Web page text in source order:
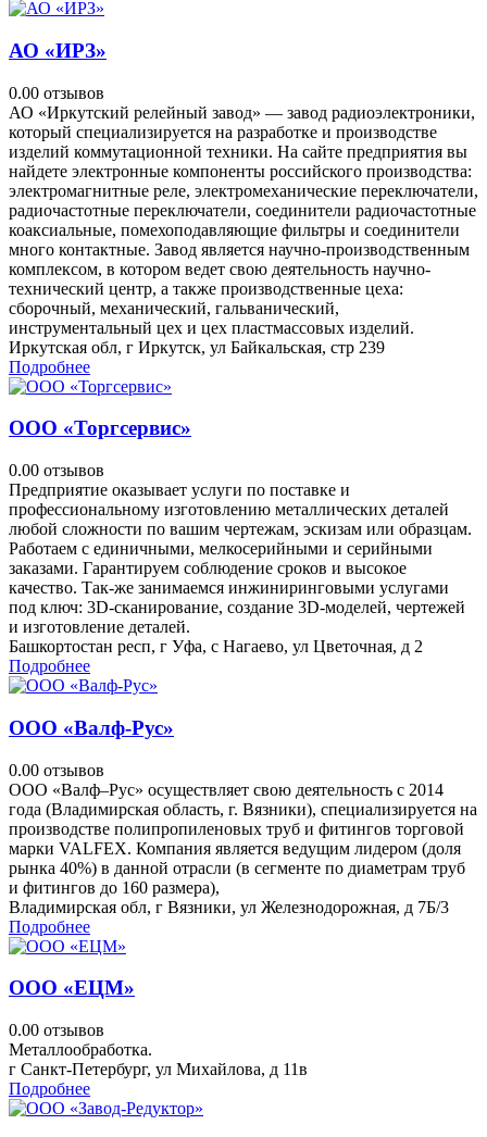
АО «ИРЗ»
0.00 отзывов
АО «Иркутский релейный завод» — завод радиоэлектроники,
который специализируется на разработке и производстве
изделий коммутационной техники. На сайте предприятия вы
найдете электронные компоненты российского производства:
электромагнитные реле, электромеханические переключатели,
радиочастотные переключатели, соединители радиочастотные
коаксиальные, помехоподавляющие фильтры и соединители
много контактные. Завод является научно-производственным
комплексом, в котором ведет свою деятельность научно-
технический центр, а также производственные цеха:
сборочный, механический, гальванический,
инструментальный цех и цех пластмассовых изделий.
Иркутская обл, г Иркутск, ул Байкальская, стр 239
Подробнее
ООО «Торгсервис»
0.00 отзывов
Предприятие оказывает услуги по поставке и
профессиональному изготовлению металлических деталей
любой сложности по вашим чертежам, эскизам или образцам.
Работаем с единичными, мелкосерийными и серийными
заказами. Гарантируем соблюдение сроков и высокое
качество. Так-же занимаемся инжиниринговыми услугами
под ключ: 3D-сканирование, создание 3D-моделей, чертежей
и изготовление деталей.
Башкортостан респ, г Уфа, с Нагаево, ул Цветочная, д 2
Подробнее
ООО «Валф-Рус»
0.00 отзывов
ООО «Валф–Рус» осуществляет свою деятельность с 2014
года (Владимирская область, г. Вязники), специализируется на
производстве полипропиленовых труб и фитингов торговой
марки VALFEX. Компания является ведущим лидером (доля
рынка 40%) в данной отрасли (в сегменте по диаметрам труб
и фитингов до 160 размера),
Владимирская обл, г Вязники, ул Железнодорожная, д 7Б/3
Подробнее
ООО «ЕЦМ»
0.00 отзывов
Металлообработка.
г Санкт-Петербург, ул Михайлова, д 11в
Подробнее